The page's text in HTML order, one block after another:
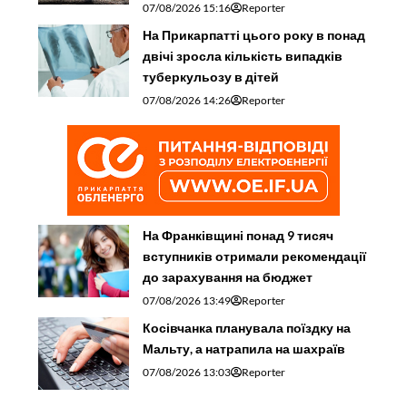
07/08/2026 15:16 Reporter
На Прикарпатті цього року в понад
двічі зросла кількість випадків
туберкульозу в дітей
07/08/2026 14:26 Reporter
На Франківщині понад 9 тисяч
вступників отримали рекомендації
до зарахування на бюджет
07/08/2026 13:49 Reporter
Косівчанка планувала поїздку на
Мальту, а натрапила на шахраїв
07/08/2026 13:03 Reporter